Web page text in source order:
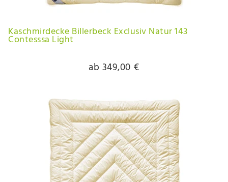
Kaschmirdecke Billerbeck Exclusiv Natur 143
Contesssa Light
ab 349,00 €